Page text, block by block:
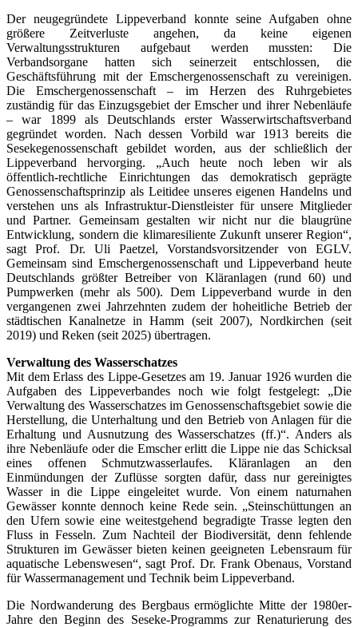
Der neugegründete Lippeverband konnte seine Aufgaben ohne
größere Zeitverluste angehen, da keine eigenen
Verwaltungsstrukturen aufgebaut werden mussten: Die
Verbandsorgane hatten sich seinerzeit entschlossen, die
Geschäftsführung mit der Emschergenossenschaft zu vereinigen.
Die Emschergenossenschaft – im Herzen des Ruhrgebietes
zuständig für das Einzugsgebiet der Emscher und ihrer Nebenläufe
– war 1899 als Deutschlands erster Wasserwirtschaftsverband
gegründet worden. Nach dessen Vorbild war 1913 bereits die
Sesekegenossenschaft gebildet worden, aus der schließlich der
Lippeverband hervorging. „Auch heute noch leben wir als
öffentlich-rechtliche Einrichtungen das demokratisch geprägte
Genossenschaftsprinzip als Leitidee unseres eigenen Handelns und
verstehen uns als Infrastruktur-Dienstleister für unsere Mitglieder
und Partner. Gemeinsam gestalten wir nicht nur die blaugrüne
Entwicklung, sondern die klimaresiliente Zukunft unserer Region“,
sagt Prof. Dr. Uli Paetzel, Vorstandsvorsitzender von EGLV.
Gemeinsam sind Emschergenossenschaft und Lippeverband heute
Deutschlands größter Betreiber von Kläranlagen (rund 60) und
Pumpwerken (mehr als 500). Dem Lippeverband wurde in den
vergangenen zwei Jahrzehnten zudem der hoheitliche Betrieb der
städtischen Kanalnetze in Hamm (seit 2007), Nordkirchen (seit
2019) und Reken (seit 2025) übertragen.
Verwaltung des Wasserschatzes
Mit dem Erlass des Lippe-Gesetzes am 19. Januar 1926 wurden die
Aufgaben des Lippeverbandes noch wie folgt festgelegt: „Die
Verwaltung des Wasserschatzes im Genossenschaftsgebiet sowie die
Herstellung, die Unterhaltung und den Betrieb von Anlagen für die
Erhaltung und Ausnutzung des Wasserschatzes (ff.)“. Anders als
ihre Nebenläufe oder die Emscher erlitt die Lippe nie das Schicksal
eines offenen Schmutzwasserlaufes. Kläranlagen an den
Einmündungen der Zuflüsse sorgten dafür, dass nur gereinigtes
Wasser in die Lippe eingeleitet wurde. Von einem naturnahen
Gewässer konnte dennoch keine Rede sein. „Steinschüttungen an
den Ufern sowie eine weitestgehend begradigte Trasse legten den
Fluss in Fesseln. Zum Nachteil der Biodiversität, denn fehlende
Strukturen im Gewässer bieten keinen geeigneten Lebensraum für
aquatische Lebenswesen“, sagt Prof. Dr. Frank Obenaus, Vorstand
für Wassermanagement und Technik beim Lippeverband.
Die Nordwanderung des Bergbaus ermöglichte Mitte der 1980er-
Jahre den Beginn des Seseke-Programms zur Renaturierung des